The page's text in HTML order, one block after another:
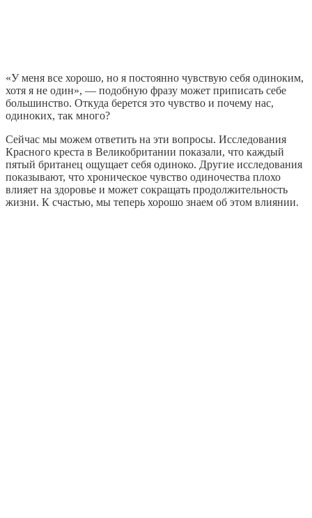
«У меня все хорошо, но я постоянно чувствую себя одиноким,
хотя я не один», — подобную фразу может приписать себе
большинство. Откуда берется это чувство и почему нас,
одиноких, так много?
Сейчас мы можем ответить на эти вопросы. Исследования
Красного креста в Великобритании показали, что каждый
пятый британец ощущает себя одиноко. Другие исследования
показывают, что хроническое чувство одиночества плохо
влияет на здоровье и может сокращать продолжительность
жизни. К счастью, мы теперь хорошо знаем об этом влиянии.